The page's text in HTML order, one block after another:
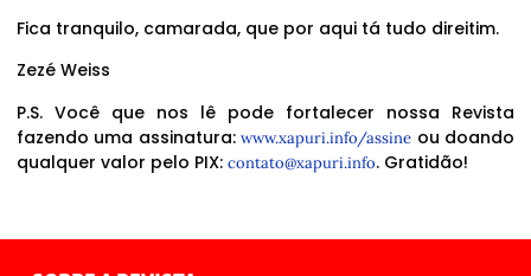
Fica tranquilo, camarada, que por aqui tá tudo direitim.
Zezé Weiss
P.S. Você que nos lê pode fortalecer nossa Revista
fazendo uma assinatura:www.xapuri.info/assine ou doando
qualquer valor pelo PIX: contato@xapuri.info. Gratidão!